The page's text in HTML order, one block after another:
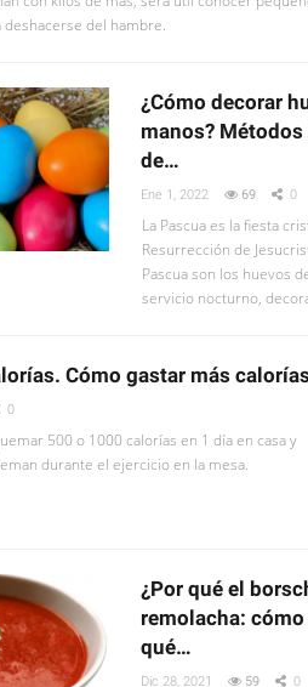
del hambre.
¿Cómo decorar
manos?
de…
Ene 1, 2022 69 0
La Pascua es la fiesta
Resurrección de
Pascua son los huevos
servicio nocturno,
Cómo gastar más calorías
0
500 o 1000 calorías en 1 día en casa y
durante el ejercicio en la mesa.
¿Por qué el
remolacha:
qué…
Dic 28, 2021 59 0